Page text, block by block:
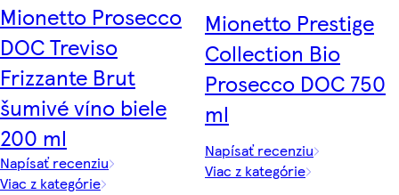
Mionetto Prosecco
DOC Treviso
Frizzante Brut
šumivé víno biele
200 ml
Napísať recenziu
Viac z kategórie
Mionetto Prestige
Collection Bio
Prosecco DOC 750
ml
Napísať recenziu
Viac z kategórie